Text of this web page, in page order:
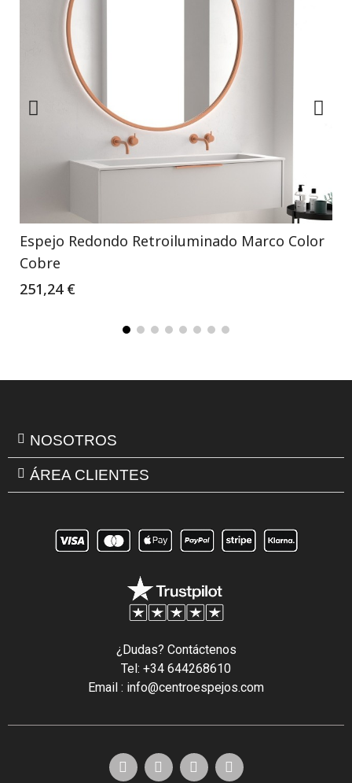
Espejo Redondo Retroiluminado Marco Color
Cobre
251,24 €
NOSOTROS
ÁREA CLIENTES
¿Dudas? Contáctenos
Tel: +34 644268610
Email : info@centroespejos.com